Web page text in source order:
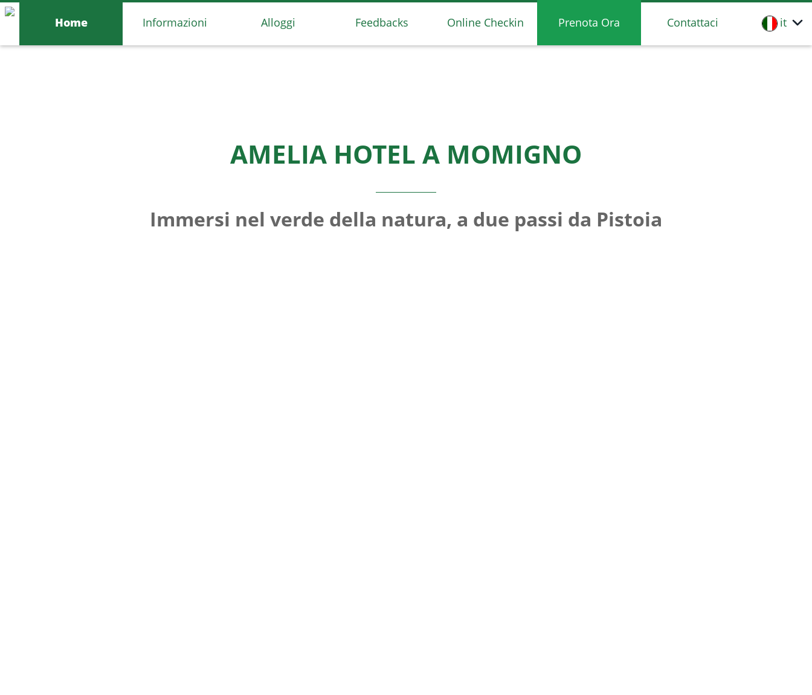
Home Informazioni Alloggi Feedbacks Online Checkin Prenota Ora Contattaci it
AMELIA HOTEL A MOMIGNO
Immersi nel verde della natura, a due passi da Pistoia